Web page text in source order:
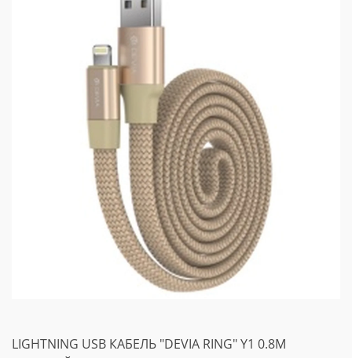
LIGHTNING USB КАБЕЛЬ "DEVIA RING" Y1 0.8M